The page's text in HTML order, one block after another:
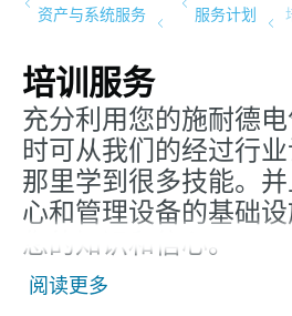
培训服务
充分利用您的施耐德
时可从我们的经过行
那里学到很多技能。
心和管理设备的基础
您的知识和信心。